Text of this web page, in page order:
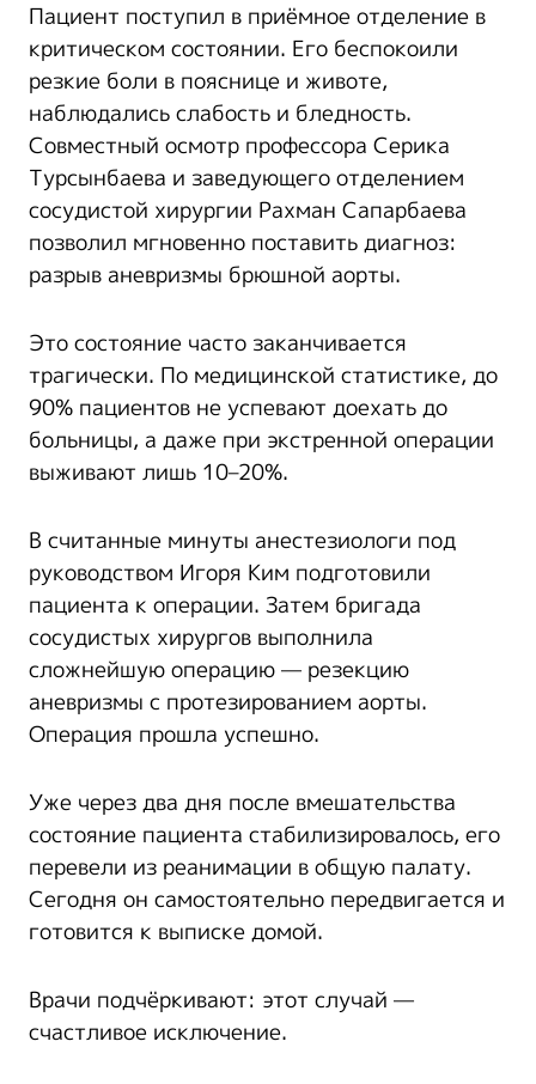
Пациент поступил в приёмное отделение в
критическом состоянии. Его беспокоили
резкие боли в пояснице и животе,
наблюдались слабость и бледность.
Совместный осмотр профессора Серика
Турсынбаева и заведующего отделением
сосудистой хирургии Рахман Сапарбаева
позволил мгновенно поставить диагноз:
разрыв аневризмы брюшной аорты.
Это состояние часто заканчивается
трагически. По медицинской статистике, до
90% пациентов не успевают доехать до
больницы, а даже при экстренной операции
выживают лишь 10–20%.
В считанные минуты анестезиологи под
руководством Игоря Ким подготовили
пациента к операции. Затем бригада
сосудистых хирургов выполнила
сложнейшую операцию — резекцию
аневризмы с протезированием аорты.
Операция прошла успешно.
Уже через два дня после вмешательства
состояние пациента стабилизировалось, его
перевели из реанимации в общую палату.
Сегодня он самостоятельно передвигается и
готовится к выписке домой.
Врачи подчёркивают: этот случай —
счастливое исключение.